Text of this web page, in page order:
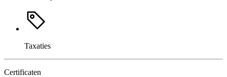
Taxaties
Certificaten